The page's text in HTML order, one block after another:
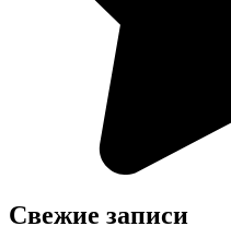
Свежие записи